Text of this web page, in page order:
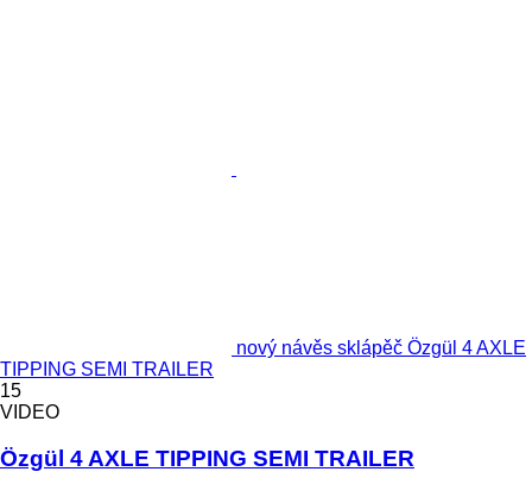
nový návěs sklápěč Özgül 4 AXLE
TIPPING SEMI TRAILER
15
VIDEO
Özgül 4 AXLE TIPPING SEMI TRAILER